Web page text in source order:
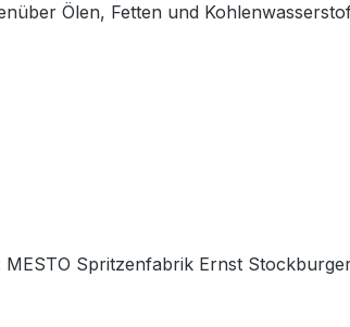
Ölen, Fetten und
Spritzenfabrik Ernst